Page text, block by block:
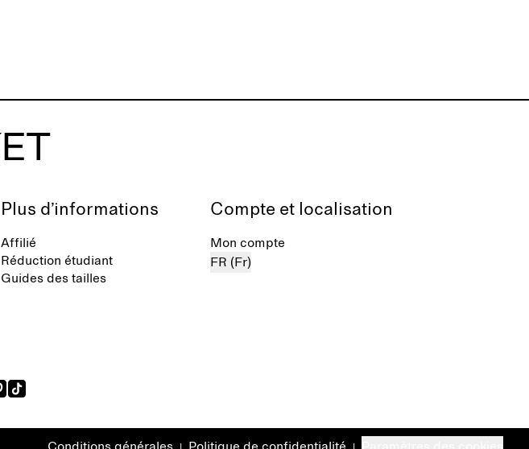
Plus d’informations
Affilié
Réduction étudiant
Guides des tailles
Compte et localisation
Mon compte
FR (Fr)